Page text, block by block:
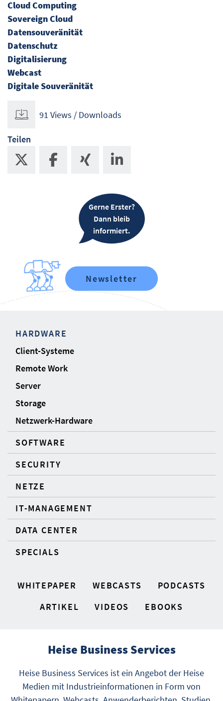
Cloud Computing
Sovereign Cloud
Datensouveränität
Datenschutz
Digitalisierung
Webcast
Digitale Souveränität
91 Views / Downloads
Teilen
Gerne Erster?
Dann bleib
informiert.
Newsletter
HARDWARE
Client-Systeme
Remote Work
Server
Storage
Netzwerk-Hardware
SOFTWARE
SECURITY
NETZE
IT-MANAGEMENT
DATA CENTER
SPECIALS
WHITEPAPER WEBCASTS
PODCASTS
ARTIKEL
VIDEOS EBOOKS
Heise Business Services
Heise Business Services ist ein Angebot der Heise
Medien mit Industrieinformationen in Form von